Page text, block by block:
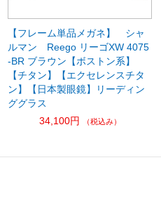
【フレーム単品メガネ】 シャ
ルマン Reego リーゴXW 4075
-BR ブラウン【ボストン系】
【チタン】【エクセレンスチタ
ン】【日本製眼鏡】リーディン
ググラス
34,100円
（税込み）